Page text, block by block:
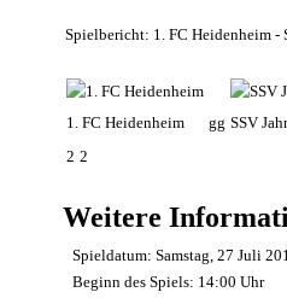
Spielbericht: 1. FC Heidenheim -
1. FC Heidenheim gg SSV
2 2
Weitere
Spieldatum: Samstag, 27 Juli
Beginn des Spiels: 14:00 Uhr